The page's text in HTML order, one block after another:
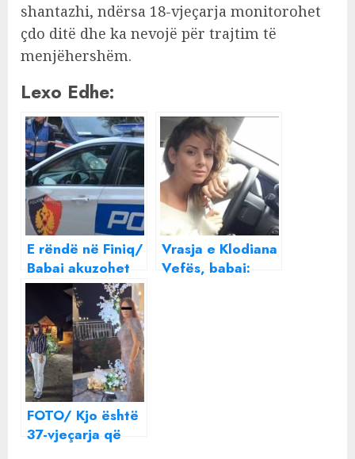
shantazhi, ndërsa 18-vjeçarja monitorohet
çdo ditë dhe ka nevojë për trajtim të
menjëhershëm.
Lexo Edhe:
E rëndë në Finiq/
Babai akuzohet
se abuzoi
seksualisht me
vajzën e tij,
arrestohet (Emri)
Vrasja e Klodiana
Vefës, babai:
FOTO/ Kjo është
37-vjeçarja që